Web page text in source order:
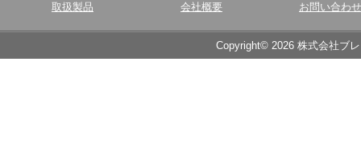
取扱製品 会社概要 お問い合わせ
Copyright© 2026 株式会社ブ